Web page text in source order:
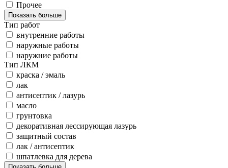
Прочее
Показать больше
Тип работ
внутренние работы
наружные работы
наружние работы
Тип ЛКМ
краска / эмаль
лак
антисептик / лазурь
масло
грунтовка
декоративная лессирующая лазурь
защитный состав
лак / антисептик
шпатлевка для дерева